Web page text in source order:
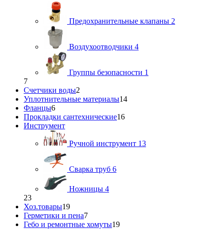
Предохранительные клапаны 2
Воздухоотводчики 4
Группы безопасности 1
7
Счетчики воды2
Уплотнительные материалы14
Фланцы6
Прокладки сантехнические16
Инструмент
Ручной инструмент 13
Сварка труб 6
Ножницы 4
23
Хоз.товары19
Герметики и пена7
Гебо и ремонтные хомуты19